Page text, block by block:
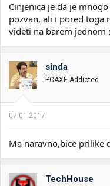
Cinjenica je da je
pozvan, ali i pored toga
videti na barem jednom
sinda
PCAXE Addicted
07.01.2017.
Ma naravno,bice prilike
TechHouse